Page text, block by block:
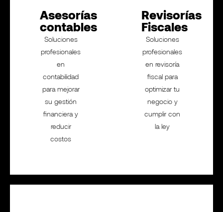
Asesorías
contables
Soluciones
profesionales
en
contabilidad
para mejorar
su gestión
financiera y
reducir
costos
Revisorías
Fiscales
Soluciones
profesionales
en revisoría
fiscal para
optimizar tu
negocio y
cumplir con
la ley